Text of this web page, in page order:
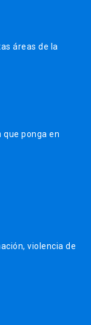
áreas de la
que ponga en
violencia de